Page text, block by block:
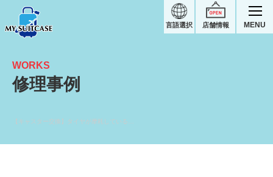
店舗情報
言語選択 MENU
WORKS
修理事例